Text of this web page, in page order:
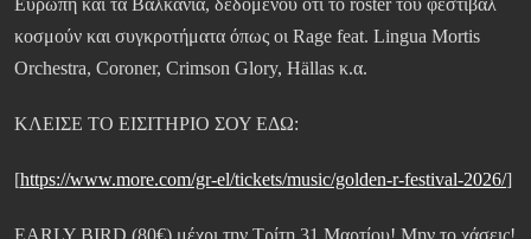
Ευρώπη και τα Βαλκάνια, δεδομένου ότι το roster του φεστιβάλ
κοσμούν και συγκροτήματα όπως οι Rage feat. Lingua Mortis
Orchestra, Coroner, Crimson Glory, Hällas κ.α.
ΚΛΕΙΣΕ ΤΟ ΕΙΣΙΤΗΡΙΟ ΣΟΥ ΕΔΩ:
[https://www.more.com/gr-el/tickets/music/golden-r-festival-2026/]
EARLY BIRD (80€) μέχρι την Τρίτη 31 Μαρτίου! Μην το χάσεις!